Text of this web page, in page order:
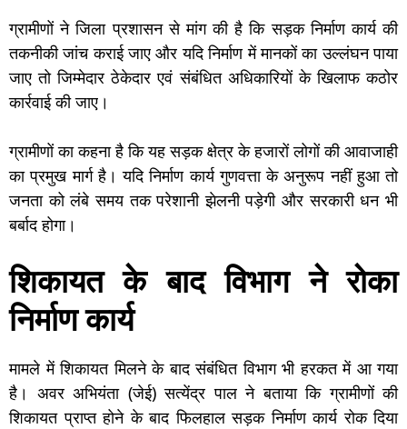
ग्रामीणों ने जिला प्रशासन से मांग की है कि सड़क निर्माण कार्य की
तकनीकी जांच कराई जाए और यदि निर्माण में मानकों का उल्लंघन पाया
जाए तो जिम्मेदार ठेकेदार एवं संबंधित अधिकारियों के खिलाफ कठोर
कार्रवाई की जाए।
ग्रामीणों का कहना है कि यह सड़क क्षेत्र के हजारों लोगों की आवाजाही
का प्रमुख मार्ग है। यदि निर्माण कार्य गुणवत्ता के अनुरूप नहीं हुआ तो
जनता को लंबे समय तक परेशानी झेलनी पड़ेगी और सरकारी धन भी
बर्बाद होगा।
शिकायत के बाद विभाग ने रोका
निर्माण कार्य
मामले में शिकायत मिलने के बाद संबंधित विभाग भी हरकत में आ गया
है। अवर अभियंता (जेई) सत्येंद्र पाल ने बताया कि ग्रामीणों की
शिकायत प्राप्त होने के बाद फिलहाल सड़क निर्माण कार्य रोक दिया